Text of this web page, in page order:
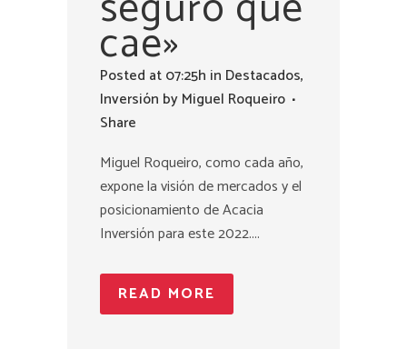
cae»
Posted at 07:25h in Destacados,
Inversión byMiguel Roqueiro
Share
Miguel Roqueiro, como cada año,
expone la visión de mercados y el
posicionamiento de Acacia
Inversión para este 2022....
READ MORE